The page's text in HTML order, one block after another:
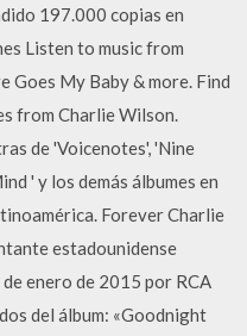
197.000 copias en
Listen to music from
Goes My Baby & more. Find
from Charlie Wilson.
de 'Voicenotes', 'Nine
' y los demás álbumes en
Forever Charlie
estadounidense
enero de 2015 por RCA
del álbum: «Goodnight